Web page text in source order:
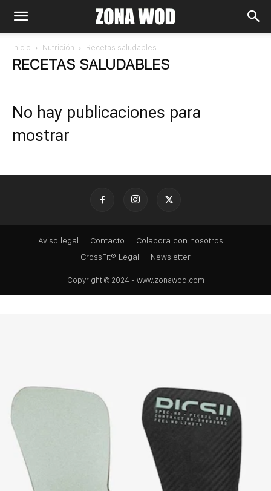
Inicio Nutrición Recetas saludables
RECETAS SALUDABLES
No hay publicaciones para
mostrar
Aviso legal Contacto
Colabora con nosotros
CrossFit® Legal
Newsletter
Copyright © 2024 - www.zonawod.com